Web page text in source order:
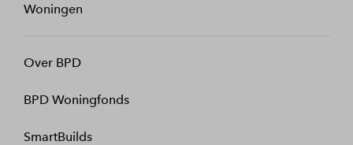
Woningen
Over BPD
BPD Woningfonds
SmartBuilds